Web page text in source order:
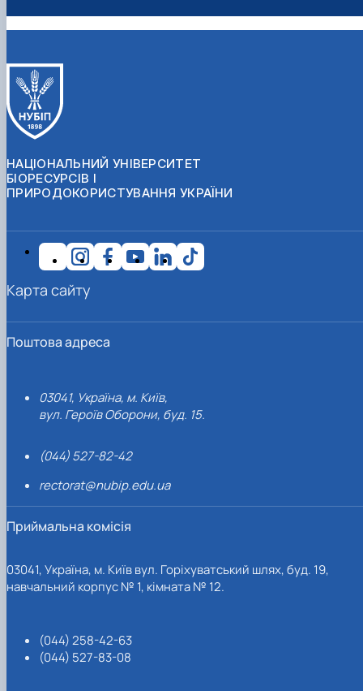
НАЦІОНАЛЬНИЙ УНІВЕРСИТЕТ
БІОРЕСУРСІВ І
ПРИРОДОКОРИСТУВАННЯ УКРАЇНИ
Поштова адреса
03041, Україна, м. Київ,
вул. Героїв Оборони, буд. 15.
(044) 527-82-42
rectorat@nubip.edu.ua
Приймальна комісія
03041, Україна, м. Київ вул. Горіхуватський шлях, буд. 19,
навчальний корпус № 1, кімната № 12.
(044) 258-42-63
(044) 527-83-08
Карта сайту